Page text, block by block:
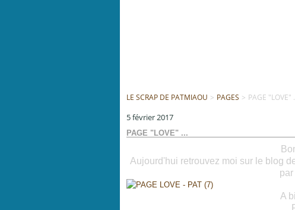
LE SCRAP DE PATMIAOU > PAGES > PAGE "LOVE"
5 février 2017
PAGE "LOVE" ...
Aujourd'hui retrouvez moi sur le blog
par
A